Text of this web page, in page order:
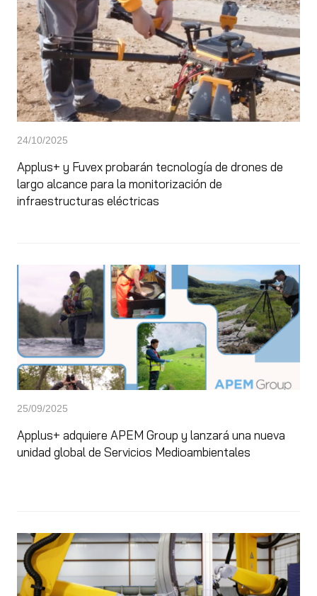
24/10/2025
Applus+ y Fuvex probarán tecnología de drones de
largo alcance para la monitorización de
infraestructuras eléctricas
25/09/2025
Applus+ adquiere APEM Group y lanzará una nueva
unidad global de Servicios Medioambientales